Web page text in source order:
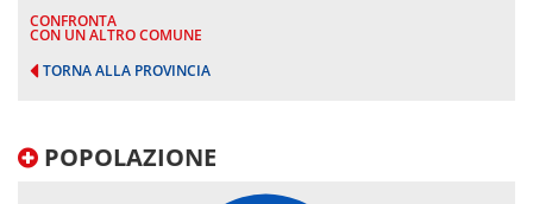
CONFRONTA
CON UN ALTRO COMUNE
TORNA ALLA PROVINCIA
POPOLAZIONE